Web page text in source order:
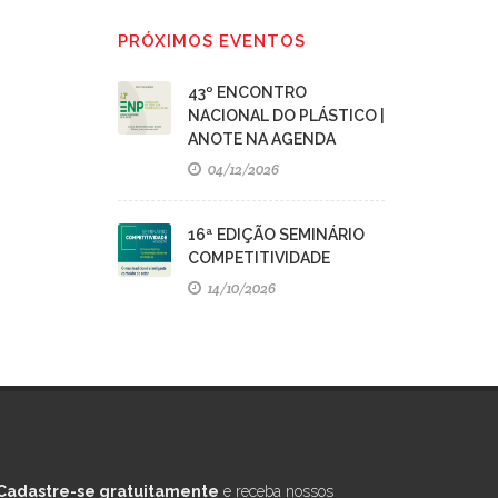
PRÓXIMOS EVENTOS
43º ENCONTRO
NACIONAL DO PLÁSTICO |
ANOTE NA AGENDA
04/12/2026
16ª EDIÇÃO SEMINÁRIO
COMPETITIVIDADE
14/10/2026
se gratuitamente e receba nossos